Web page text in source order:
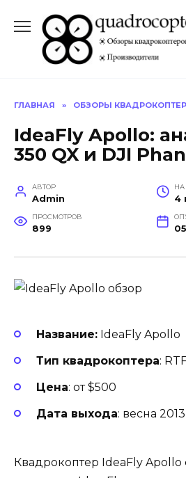
содержанию
ГЛАВНАЯ » ОБЗОРЫ
IdeaFly Apollo:
350 QX и DJI
АВТОР
Admin
НА
4
ПРОСМОТРОВ
899
Название: IdeaFly Apollo
Тип квадрокоптера:
Цена: от $500
Дата выхода: весна 2013
Квадрокоптер IdeaFly Apollo